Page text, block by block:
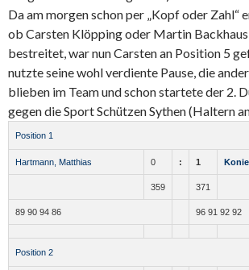
Da am morgen schon per „Kopf oder Zahl“
ob Carsten Klöpping oder Martin
bestreitet, war nun Carsten an Position 5
nutzte seine wohl verdiente Pause, die
blieben im Team und schon startete der 2.
gegen die Sport Schützen Sythen (Haltern
Position 1
Hartmann, Matthias 0 : 1
359 371
89 90 94 86 96 91 92 92
Position 2